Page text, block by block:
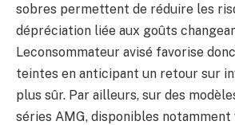
sobres permettent de réduire les
dépréciation liée aux goûts
Leconsommateur avisé favorise
teintes en anticipant un retour sur
plus sûr. Par ailleurs, sur des
séries AMG, disponibles